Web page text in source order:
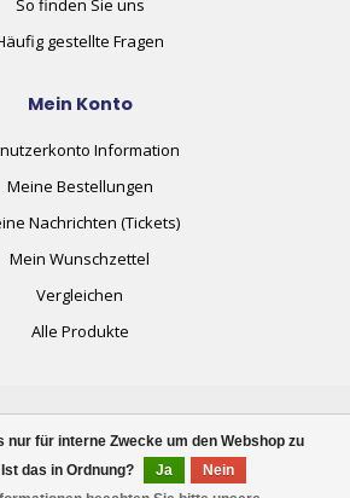
nur für interne Zwecke um den Webshop zu
das in Ordnung?
Ja
Nein
So finden Sie uns
gestellte Fragen
Mein Konto
Information
Meine Bestellungen
Nachrichten (Tickets)
Mein Wunschzettel
Vergleichen
Alle Produkte